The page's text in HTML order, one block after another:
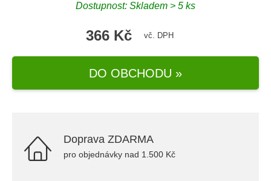
Dostupnost: Skladem > 5 ks
366 Kč vč. DPH
DO OBCHODU »
Doprava ZDARMA
pro objednávky nad 1.500 Kč